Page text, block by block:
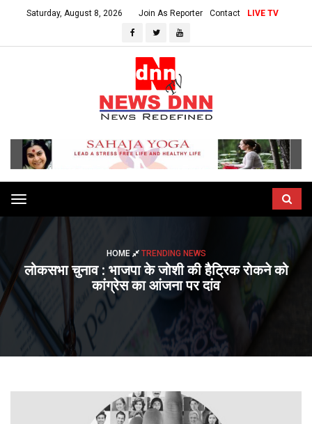
Saturday, August 8, 2026 Join As Reporter Contact LIVE TV
Toggle
navigation
HOME TRENDING NEWS
लोकसभा चुनाव : भाजपा के जोशी की हैट्रिक रोकने को
कांग्रेस का आंजना पर दांव